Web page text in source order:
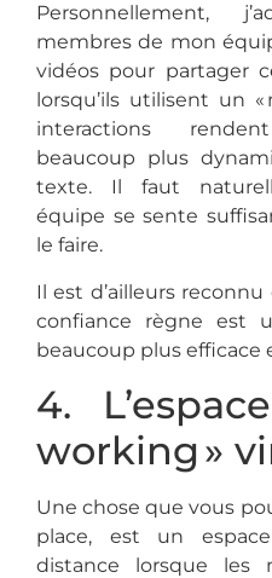
Personnellement,
membres de mon
vidéos pour partager
lorsqu’ils utilisent un «
interactions
beaucoup plus
texte. Il faut
équipe se sente
le faire.
Il est d’ailleurs
confiance règne est
beaucoup plus efficace
4.
working »
Une chose que vous
place, est un
distance lorsque les